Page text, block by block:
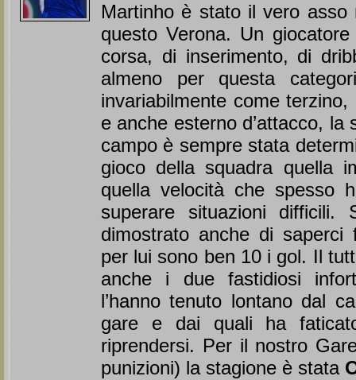
Martinho è stato il vero asso
questo Verona. Un
corsa, di inserimento, di
almeno per questa
invariabilmente come terzino,
e anche esterno d’attacco, la
campo è sempre stata
gioco della squadra quella
quella velocità che spesso
superare situazioni difficili.
dimostrato anche di
per lui sono ben 10 i gol. Il
anche i due fastidiosi
l’hanno tenuto lontano dal
gare e dai quali ha
riprendersi. Per il nostro
punizioni) la stagione è stata